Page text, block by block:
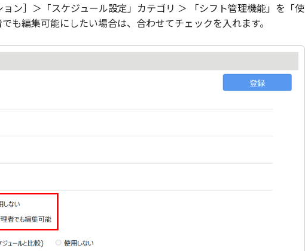
ン］＞「スケジュール設定」カテゴリ ＞ 「シフト管理機能」を「使
も編集可能にしたい場合は、合わせてチェックを入れます。